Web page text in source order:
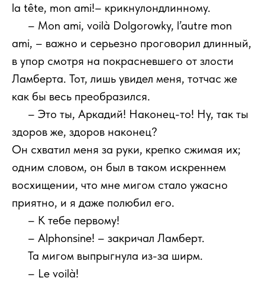
la tête, mon ami!– крикнулондлинному.
– Mon ami, voilà Dolgorowky, l’autre mon
ami, – важно и серьезно проговорил длинный,
в упор смотря на покрасневшего от злости
Ламберта. Тот, лишь увидел меня, тотчас же
как бы весь преобразился.
– Это ты, Аркадий! Наконец-то! Ну, так ты
здоров же, здоров наконец?
Он схватил меня за руки, крепко сжимая их;
одним словом, он был в таком искреннем
восхищении, что мне мигом стало ужасно
приятно, и я даже полюбил его.
– К тебе первому!
– Alphonsine! – закричал Ламберт.
Та мигом выпрыгнула из-за ширм.
– Le voilà!